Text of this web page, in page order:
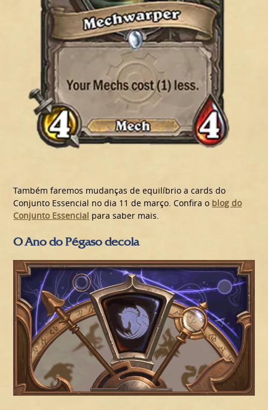
Também faremos mudanças de equilíbrio a cards do
Conjunto Essencial no dia 11 de março. Confira o blog do
Conjunto Essencial para saber mais.
O Ano do Pégaso decola